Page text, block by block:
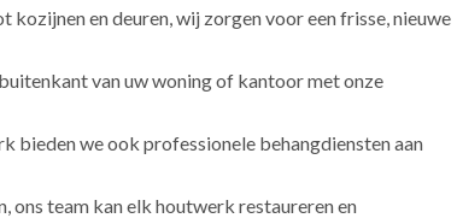
kozijnen en deuren, wij zorgen voor een frisse, nieuwe
van uw woning of kantoor met onze
bieden we ook professionele behangdiensten aan
ons team kan elk houtwerk restaureren en